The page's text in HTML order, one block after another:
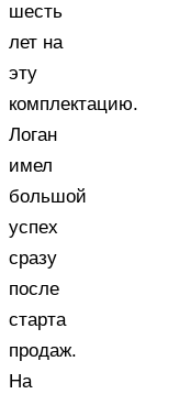
шесть
лет на
эту
комплектацию.
Логан
имел
большой
успех
сразу
после
старта
продаж.
На